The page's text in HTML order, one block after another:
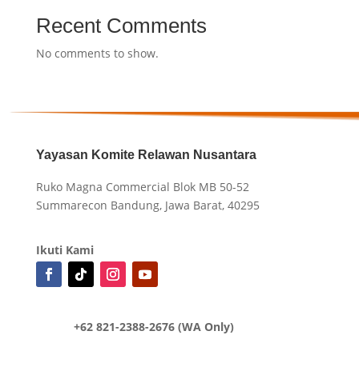
Recent Comments
No comments to show.
Yayasan Komite Relawan Nusantara
Ruko Magna Commercial Blok MB 50-52
Summarecon Bandung, Jawa Barat, 40295
Ikuti Kami
+62 821-2388-2676 (WA Only)